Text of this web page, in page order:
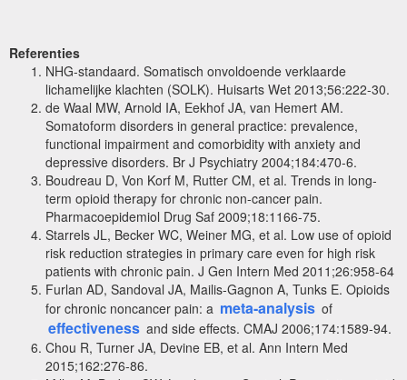
Referenties
NHG-standaard. Somatisch onvoldoende verklaarde
lichamelijke klachten (SOLK). Huisarts Wet 2013;56:222-30.
de Waal MW, Arnold IA, Eekhof JA, van Hemert AM.
Somatoform disorders in general practice: prevalence,
functional impairment and comorbidity with anxiety and
depressive disorders. Br J Psychiatry 2004;184:470-6.
Boudreau D, Von Korf M, Rutter CM, et al. Trends in long-
term opioid therapy for chronic non-cancer pain.
Pharmacoepidemiol Drug Saf 2009;18:1166-75.
Starrels JL, Becker WC, Weiner MG, et al. Low use of opioid
risk reduction strategies in primary care even for high risk
patients with chronic pain. J Gen Intern Med 2011;26:958-64
Furlan AD, Sandoval JA, Mailis-Gagnon A, Tunks E. Opioids
for chronic noncancer pain: a meta-analysis of
effectiveness and side effects. CMAJ 2006;174:1589-94.
Chou R, Turner JA, Devine EB, et al. Ann Intern Med
2015;162:276-86.